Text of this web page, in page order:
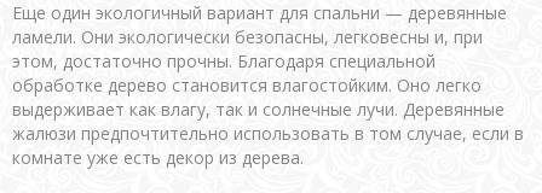
Еще один экологичный вариант для спальни — деревянные
ламели. Они экологически безопасны, легковесны и, при
этом, достаточно прочны. Благодаря специальной
обработке дерево становится влагостойким. Оно легко
выдерживает как влагу, так и солнечные лучи. Деревянные
жалюзи предпочтительно использовать в том случае, если в
комнате уже есть декор из дерева.